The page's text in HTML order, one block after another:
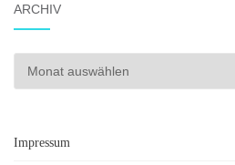
ARCHIV
Archiv
Impressum